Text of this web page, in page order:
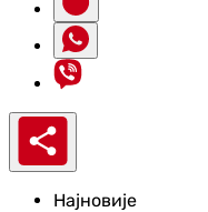
Најновије